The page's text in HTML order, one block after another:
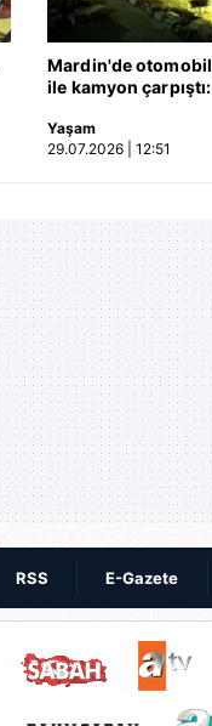
Mardin'de otomobil
ile kamyon çarpıştı:
hayatını kaybetti!
Kaza anı kamerada
Yaşam
29.07.2026 | 12:51
RSS E-Gazete